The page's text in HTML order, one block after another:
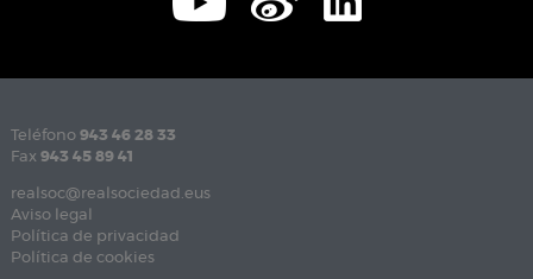
Teléfono 943 46 28 33
Fax 943 45 89 41
realsoc@realsociedad.eus
Aviso legal
Política de privacidad
Política de cookies